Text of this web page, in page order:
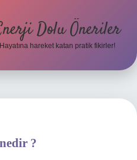
Dolu Öneriler
Hayatına hareket katan pratik fikirler!
?